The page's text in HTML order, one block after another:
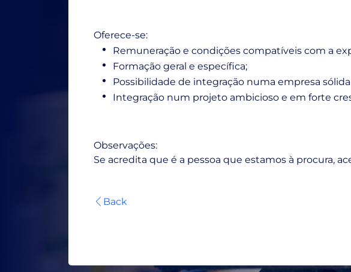
Oferece-se:
Remuneração e condições compatíveis com a
Formação geral e específica;
Possibilidade de integração numa empresa
Integração num projeto ambicioso e em forte
Observações:
Se acredita que é a pessoa que estamos à procura,
Back